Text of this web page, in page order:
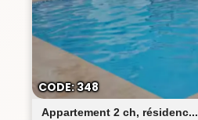
Appartement 2 ch, résidenc...
CODE: 348